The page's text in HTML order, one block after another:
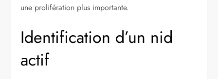
une prolifération plus importante.
Identification d’un nid
actif